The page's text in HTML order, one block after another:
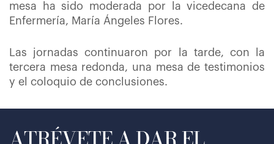
mesa ha sido moderada por la vicedecana de
Enfermería, María Ángeles Flores.
Las jornadas continuaron por la tarde, con la
tercera mesa redonda, una mesa de testimonios
y el coloquio de conclusiones.